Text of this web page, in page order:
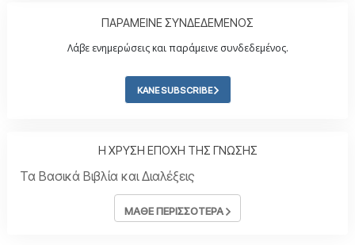
ΠΑΡΑΜΕΙΝΕ ΣΥΝΔΕΔΕΜΕΝΟΣ
Λάβε ενημερώσεις και παράμεινε συνδεδεμένος.
ΚΑΝΕ SUBSCRIBE
Η ΧΡΥΣΗ ΕΠΟΧΗ ΤΗΣ ΓΝΩΣΗΣ
Τα Βασικά Βιβλία και Διαλέξεις
ΜΑΘΕ ΠΕΡΙΣΣΟΤΕΡΑ